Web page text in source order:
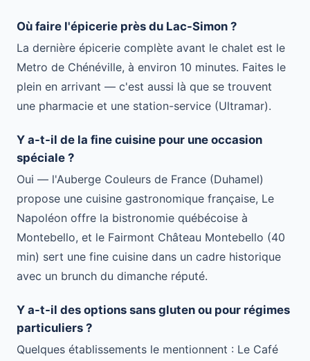
Où faire l'épicerie près du Lac-Simon ?
La dernière épicerie complète avant le chalet est le
Metro de Chénéville, à environ 10 minutes. Faites le
plein en arrivant — c'est aussi là que se trouvent
une pharmacie et une station-service (Ultramar).
Y a-t-il de la fine cuisine pour une occasion
spéciale ?
Oui — l'Auberge Couleurs de France (Duhamel)
propose une cuisine gastronomique française, Le
Napoléon offre la bistronomie québécoise à
Montebello, et le Fairmont Château Montebello (40
min) sert une fine cuisine dans un cadre historique
avec un brunch du dimanche réputé.
Y a-t-il des options sans gluten ou pour régimes
particuliers ?
Quelques établissements le mentionnent : Le Café